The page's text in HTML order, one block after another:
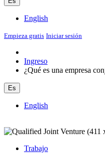
English
Empieza gratis Iniciar sesión
Ingreso
¿Qué es una empresa
Es
English
Trabajo